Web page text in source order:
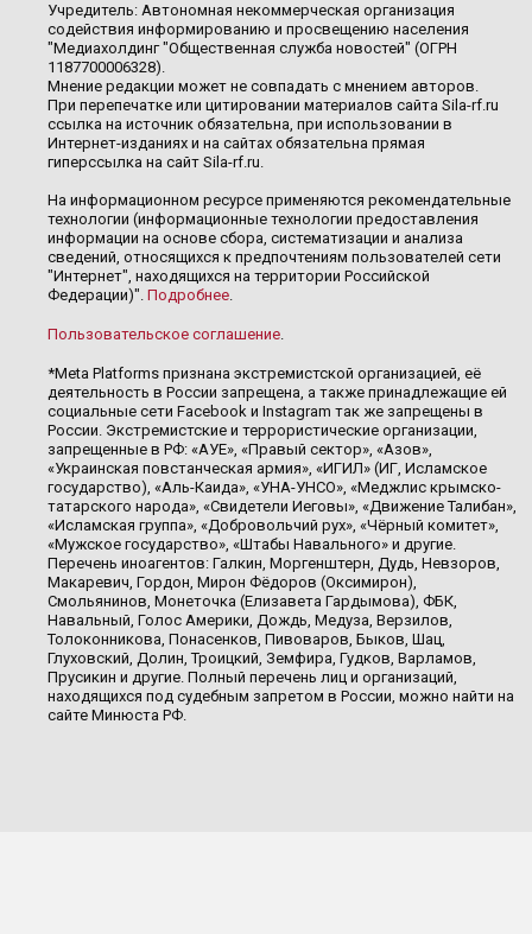
Учредитель: Автономная некоммерческая организация
содействия информированию и просвещению населения
"Медиахолдинг "Общественная служба новостей" (ОГРН
1187700006328).
Мнение редакции может не совпадать с мнением авторов.
При перепечатке или цитировании материалов сайта Sila-rf.ru
ссылка на источник обязательна, при использовании в
Интернет-изданиях и на сайтах обязательна прямая
гиперссылка на сайт Sila-rf.ru.
На информационном ресурсе применяются рекомендательные
технологии (информационные технологии предоставления
информации на основе сбора, систематизации и анализа
сведений, относящихся к предпочтениям пользователей сети
"Интернет", находящихся на территории Российской
Федерации)". Подробнее.
Пользовательское соглашение.
*Meta Platforms признана экстремистской организацией, её
деятельность в России запрещена, а также принадлежащие ей
социальные сети Facebook и Instagram так же запрещены в
России. Экстремистские и террористические организации,
запрещенные в РФ: «АУЕ», «Правый сектор», «Азов»,
«Украинская повстанческая армия», «ИГИЛ» (ИГ, Исламское
государство), «Аль-Каида», «УНА-УНСО», «Меджлис крымско-
татарского народа», «Свидетели Иеговы», «Движение Талибан»,
«Исламская группа», «Добровольчий рух», «Чёрный комитет»,
«Мужское государство», «Штабы Навального» и другие.
Перечень иноагентов: Галкин, Моргенштерн, Дудь, Невзоров,
Макаревич, Гордон, Мирон Фёдоров (Оксимирон),
Смольянинов, Монеточка (Елизавета Гардымова), ФБК,
Навальный, Голос Америки, Дождь, Медуза, Верзилов,
Толоконникова, Понасенков, Пивоваров, Быков, Шац,
Глуховский, Долин, Троицкий, Земфира, Гудков, Варламов,
Прусикин и другие. Полный перечень лиц и организаций,
находящихся под судебным запретом в России, можно найти на
сайте Минюста РФ.